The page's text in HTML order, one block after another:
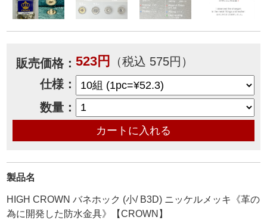
販売価格： 523円
（税込 575円）
仕様：
数量：
製品名
HIGH CROWN バネホック (小/ B3D) ニッケルメッキ《革の
為に開発した防水金具》【CROWN】